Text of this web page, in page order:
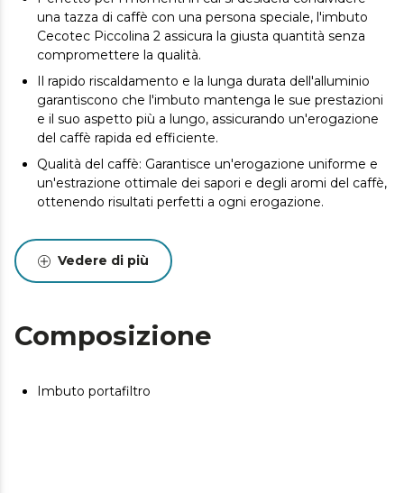
una tazza di caffè con una persona speciale, l'imbuto
Cecotec Piccolina 2 assicura la giusta quantità senza
compromettere la qualità.
Il rapido riscaldamento e la lunga durata dell'alluminio
garantiscono che l'imbuto mantenga le sue prestazioni
e il suo aspetto più a lungo, assicurando un'erogazione
del caffè rapida ed efficiente.
Qualità del caffè: Garantisce un'erogazione uniforme e
un'estrazione ottimale dei sapori e degli aromi del caffè,
ottenendo risultati perfetti a ogni erogazione.
Vedere di più
Composizione
Imbuto portafiltro